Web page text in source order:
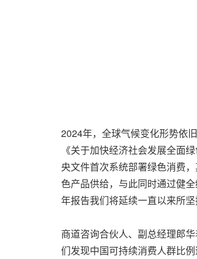
2024年，全球气候变化形势依
《关于加快经济社会发展全面
央文件首次系统部署绿色消费
色产品供给，与此同时通过健
年报告我们将延续一直以来所
商道咨询合伙人、副总经理郎
们发现中国可持续消费人群比